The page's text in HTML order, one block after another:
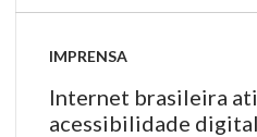
IMPRENSA
Internet brasileira
acessibilidade digital